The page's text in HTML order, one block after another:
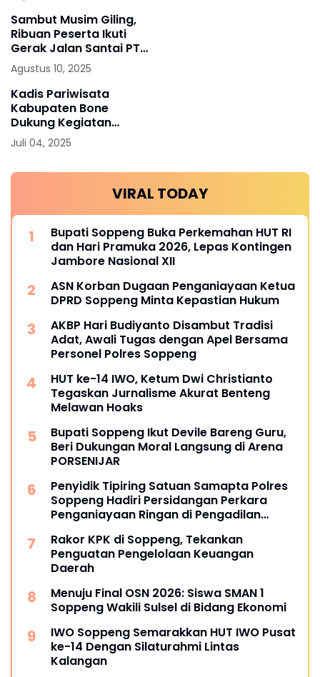
Sambut Musim Giling,
Ribuan Peserta Ikuti
Gerak Jalan Santai PT
SGN dan Kebun
Camming
Agustus 10, 2025
Kadis Pariwisata
Kabupaten Bone
Dukung Kegiatan
Pemulihan UMKM APKLI
di Desa Barugae
Juli 04, 2025
VIRAL TODAY
Bupati Soppeng Buka Perkemahan HUT RI
dan Hari Pramuka 2026, Lepas Kontingen
Jambore Nasional XII
ASN Korban Dugaan Penganiayaan Ketua
DPRD Soppeng Minta Kepastian Hukum
AKBP Hari Budiyanto Disambut Tradisi
Adat, Awali Tugas dengan Apel Bersama
Personel Polres Soppeng
HUT ke-14 IWO, Ketum Dwi Christianto
Tegaskan Jurnalisme Akurat Benteng
Melawan Hoaks
Bupati Soppeng Ikut Devile Bareng Guru,
Beri Dukungan Moral Langsung di Arena
PORSENIJAR
Penyidik Tipiring Satuan Samapta Polres
Soppeng Hadiri Persidangan Perkara
Penganiayaan Ringan di Pengadilan
Rakor KPK di Soppeng, Tekankan
Penguatan Pengelolaan Keuangan
Daerah
Menuju Final OSN 2026: Siswa SMAN 1
Soppeng Wakili Sulsel di Bidang Ekonomi
IWO Soppeng Semarakkan HUT IWO Pusat
ke-14 Dengan Silaturahmi Lintas
Kalangan